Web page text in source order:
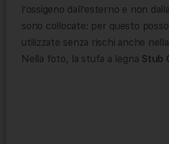
l’ossigeno dall’esterno e non
sono collocate: per questo
utilizzate senza rischi anche
Nella foto, la stufa a legna Stub